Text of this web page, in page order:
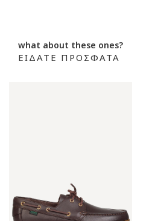
what about these ones?
ΕΙΔΑΤΕ ΠΡΟΣΦΑΤΑ